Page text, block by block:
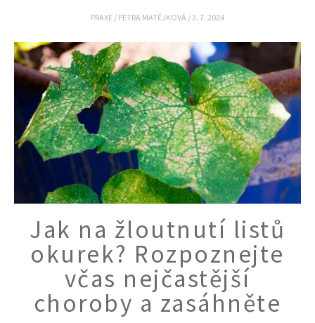
PRAXE / PETRA MATĚJKOVÁ /3. 7. 2024
Jak na žloutnutí listů
okurek? Rozpoznejte
včas nejčastější
choroby a zasáhněte